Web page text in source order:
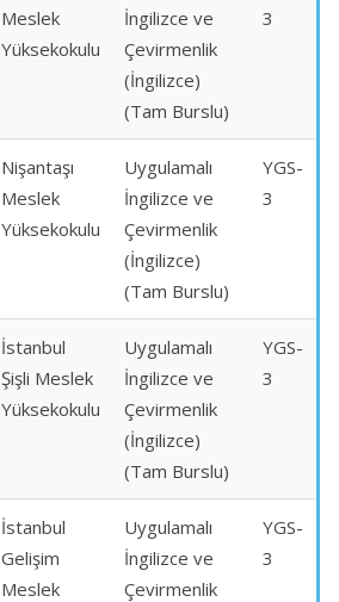
Meslek
Yüksekokulu
İngilizce ve
Çevirmenlik
(İngilizce)
(Tam Burslu)
3
Nişantaşı
Meslek
Yüksekokulu
Uygulamalı
İngilizce ve
Çevirmenlik
(İngilizce)
(Tam Burslu)
YGS-
3
İstanbul
Şişli Meslek
Yüksekokulu
Uygulamalı
İngilizce ve
Çevirmenlik
(İngilizce)
(Tam Burslu)
YGS-
3
İstanbul
Gelişim
Meslek
Uygulamalı
İngilizce ve
Çevirmenlik
YGS-
3